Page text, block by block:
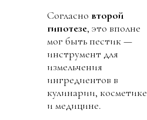
Согласно второй
гипотезе, это вполне
мог быть пестик —
инструмент для
измельчения
ингредиентов в
кулинарии, косметике
и медицине.